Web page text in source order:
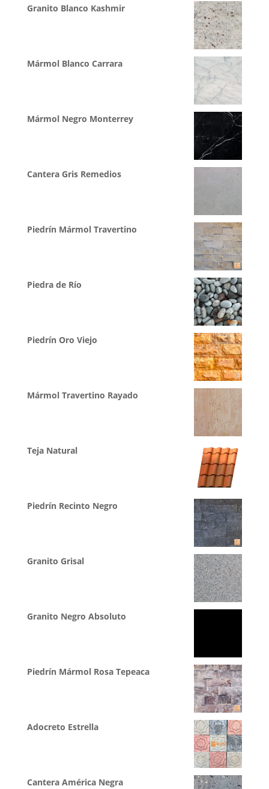
Granito Blanco Kashmir
Mármol Blanco Carrara
Mármol Negro Monterrey
Cantera Gris Remedios
Piedrín Mármol Travertino
Piedra de Río
Piedrín Oro Viejo
Mármol Travertino Rayado
Teja Natural
Piedrín Recinto Negro
Granito Grisal
Granito Negro Absoluto
Piedrín Mármol Rosa Tepeaca
Adocreto Estrella
Cantera América Negra